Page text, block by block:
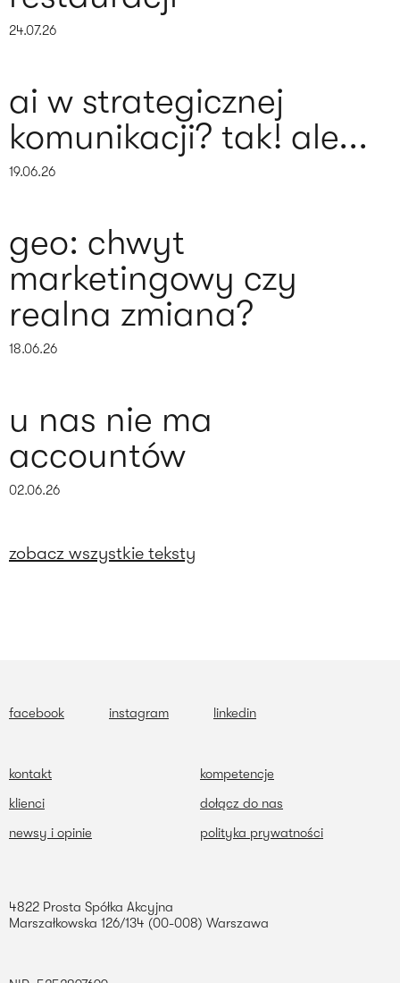
24.07.26
ai w strategicznej
komunikacji? tak! ale...
19.06.26
geo: chwyt
marketingowy czy
realna zmiana?
18.06.26
u nas nie ma
accountów
02.06.26
zobacz wszystkie teksty
facebook instagram linkedin
kontakt
kompetencje
klienci
dołącz do nas
newsy i opinie
polityka prywatności
4822 Prosta Spółka Akcyjna
Marszałkowska 126/134 (00-008) Warszawa